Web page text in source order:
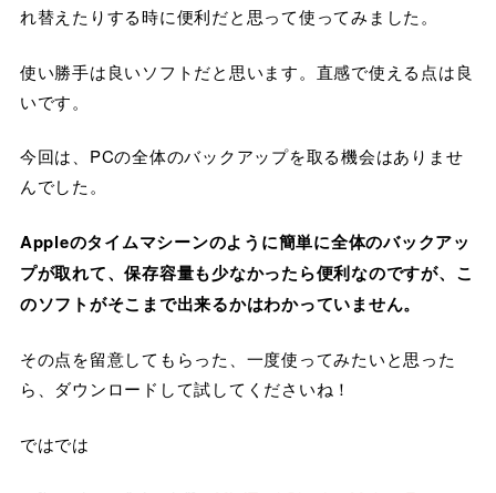
れ替えたりする時に便利だと思って使ってみました。
使い勝手は良いソフトだと思います。直感で使える点は良
いです。
今回は、PCの全体のバックアップを取る機会はありませ
んでした。
Appleのタイムマシーンのように簡単に全体のバックアッ
プが取れて、保存容量も少なかったら便利なのですが、こ
のソフトがそこまで出来るかはわかっていません。
その点を留意してもらった、一度使ってみたいと思った
ら、ダウンロードして試してくださいね！
ではでは